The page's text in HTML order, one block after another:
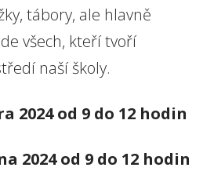
tábory, ale hlavně
všech, kteří tvoří
naší školy.
2024 od 9 do 12 hodin
2024 od 9 do 12 hodin